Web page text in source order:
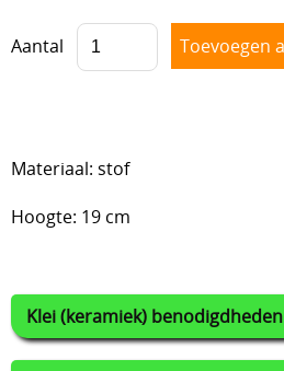
Klei (keramiek) benodigdheden
Aantal
Materiaal: stof
Hoogte: 19 cm